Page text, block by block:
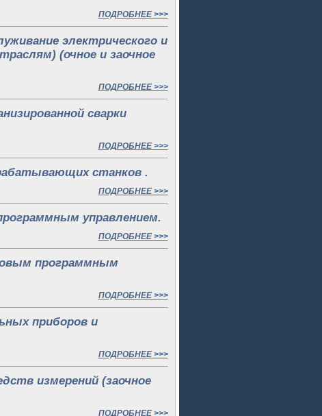
ПОДРОБНЕЕ >>>
электрического и
(очное и заочное
ПОДРОБНЕЕ >>>
сварки
ПОДРОБНЕЕ >>>
станков .
ПОДРОБНЕЕ >>>
управлением.
ПОДРОБНЕЕ >>>
программным
ПОДРОБНЕЕ >>>
приборов и
ПОДРОБНЕЕ >>>
измерений (заочное
ПОДРОБНЕЕ >>>